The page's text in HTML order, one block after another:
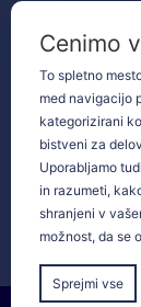
ulica
14,
Cenimo
To spletno
med navigacijo
kategorizirani
bistveni za
Uporabljamo
in razumeti,
shranjeni v
možnost, da se
Sprejmi vse